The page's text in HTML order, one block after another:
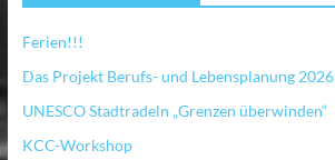
Ferien!!!
Das Projekt Berufs- und Lebensplanung 2026
UNESCO Stadtradeln „Grenzen überwinden“
KCC-Workshop